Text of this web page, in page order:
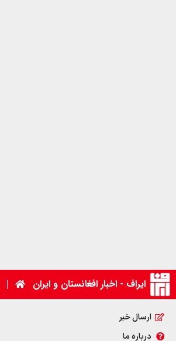
ایراف - اخبار افغانستان و ایران
ارسال خبر
درباره ما